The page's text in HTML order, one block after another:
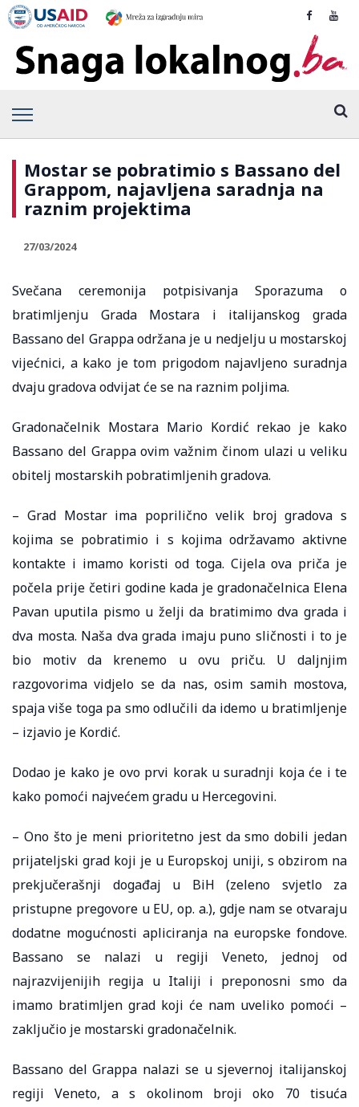
Mostar se pobratimio s Bassano del
Grappom, najavljena saradnja na
raznim projektima
27/03/2024
Svečana ceremonija potpisivanja Sporazuma o
bratimljenju Grada Mostara i italijanskog grada
Bassano del Grappa održana je u nedjelju u mostarskoj
vijećnici, a kako je tom prigodom najavljeno suradnja
dvaju gradova odvijat će se na raznim poljima.
Gradonačelnik Mostara Mario Kordić rekao je kako
Bassano del Grappa ovim važnim činom ulazi u veliku
obitelj mostarskih pobratimljenih gradova.
– Grad Mostar ima poprilično velik broj gradova s
kojima se pobratimio i s kojima održavamo aktivne
kontakte i imamo koristi od toga. Cijela ova priča je
počela prije četiri godine kada je gradonačelnica Elena
Pavan uputila pismo u želji da bratimimo dva grada i
dva mosta. Naša dva grada imaju puno sličnosti i to je
bio motiv da krenemo u ovu priču. U daljnjim
razgovorima vidjelo se da nas, osim samih mostova,
spaja više toga pa smo odlučili da idemo u bratimljenje
– izjavio je Kordić.
Dodao je kako je ovo prvi korak u suradnji koja će i te
kako pomoći najvećem gradu u Hercegovini.
– Ono što je meni prioritetno jest da smo dobili jedan
prijateljski grad koji je u Europskoj uniji, s obzirom na
prekjučerašnji događaj u BiH (zeleno svjetlo za
pristupne pregovore u EU, op. a.), gdje nam se otvaraju
dodatne mogućnosti apliciranja na europske fondove.
Bassano se nalazi u regiji Veneto, jednoj od
najrazvijenijih regija u Italiji i preponosni smo da
imamo bratimljen grad koji će nam uveliko pomoći –
zaključio je mostarski gradonačelnik.
Bassano del Grappa nalazi se u sjevernoj italijanskoj
regiji Veneto, a s okolinom broji oko 70 tisuća